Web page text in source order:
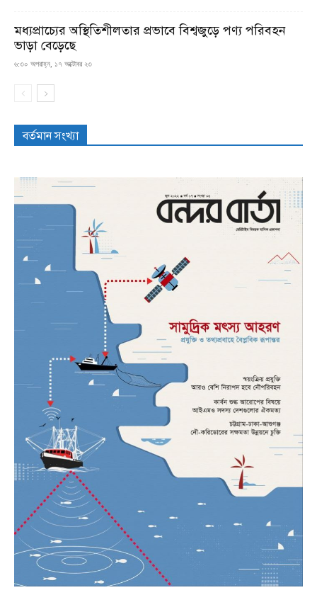
মধ্যপ্রাচ্যের অস্থিতিশীলতার প্রভাবে বিশ্বজুড়ে পণ্য পরিবহন
ভাড়া বেড়েছে
৬:৩০ অপরাহ্ন, ১৭ অক্টোবর ২৩
বর্তমান সংখ্যা